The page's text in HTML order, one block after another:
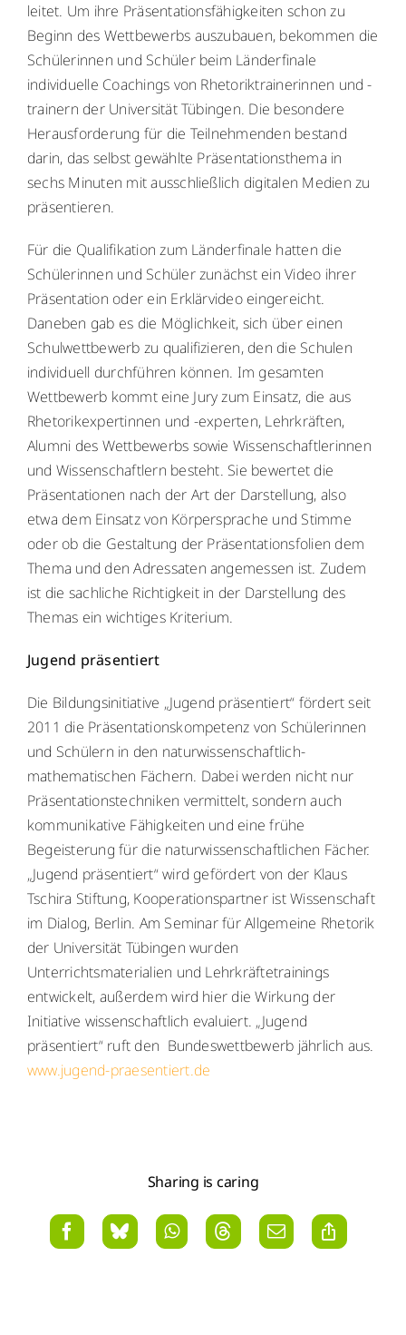
leitet. Um ihre Präsentationsfähigkeiten schon zu
Beginn des Wettbewerbs auszubauen, bekommen die
Schülerinnen und Schüler beim Länderfinale
individuelle Coachings von Rhetoriktrainerinnen und -
trainern der Universität Tübingen. Die besondere
Herausforderung für die Teilnehmenden bestand
darin, das selbst gewählte Präsentationsthema in
sechs Minuten mit ausschließlich digitalen Medien zu
präsentieren.
Für die Qualifikation zum Länderfinale hatten die
Schülerinnen und Schüler zunächst ein Video ihrer
Präsentation oder ein Erklärvideo eingereicht.
Daneben gab es die Möglichkeit, sich über einen
Schulwettbewerb zu qualifizieren, den die Schulen
individuell durchführen können. Im gesamten
Wettbewerb kommt eine Jury zum Einsatz, die aus
Rhetorikexpertinnen und -experten, Lehrkräften,
Alumni des Wettbewerbs sowie Wissenschaftlerinnen
und Wissenschaftlern besteht. Sie bewertet die
Präsentationen nach der Art der Darstellung, also
etwa dem Einsatz von Körpersprache und Stimme
oder ob die Gestaltung der Präsentationsfolien dem
Thema und den Adressaten angemessen ist. Zudem
ist die sachliche Richtigkeit in der Darstellung des
Themas ein wichtiges Kriterium.
Jugend präsentiert
Die Bildungsinitiative „Jugend präsentiert“ fördert seit
2011 die Präsentationskompetenz von Schülerinnen
und Schülern in den naturwissenschaftlich-
mathematischen Fächern. Dabei werden nicht nur
Präsentationstechniken vermittelt, sondern auch
kommunikative Fähigkeiten und eine frühe
Begeisterung für die naturwissenschaftlichen Fächer.
„Jugend präsentiert“ wird gefördert von der Klaus
Tschira Stiftung, Kooperationspartner ist Wissenschaft
im Dialog, Berlin. Am Seminar für Allgemeine Rhetorik
der Universität Tübingen wurden
Unterrichtsmaterialien und Lehrkräftetrainings
entwickelt, außerdem wird hier die Wirkung der
Initiative wissenschaftlich evaluiert. „Jugend
präsentiert“ ruft den Bundeswettbewerb jährlich aus.
www.jugend-praesentiert.de
Sharing is caring